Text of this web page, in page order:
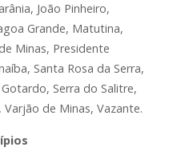
João Pinheiro,
Grande, Matutina,
Minas, Presidente
Santa Rosa da Serra,
Serra do Salitre,
de Minas, Vazante.